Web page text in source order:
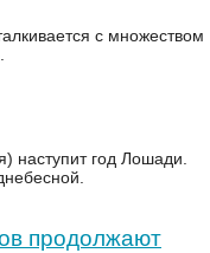
с множеством
наступит год Лошади.
продолжают